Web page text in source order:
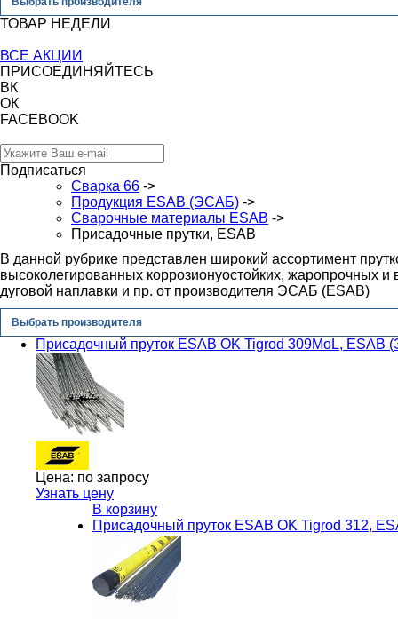
ТОВАР НЕДЕЛИ
ВСЕ АКЦИИ
ПРИСОЕДИНЯЙТЕСЬ
ВК
ОК
FACEBOOK
Подписаться
Сварка 66 ->
Продукция ESAB (ЭСАБ) ->
Сварочные материалы ESAB ->
Присадочные прутки, ESAB
В данной рубрике представлен широкий ассортимент
высоколегированных коррозионyостойких, жаропрочных и
дуговой наплавки и пр. от производителя ЭСАБ (ESAB)
Выбрать производителя
Присадочный пруток ESAB OK Tigrod 309MoL, ESAB
Цена: по запросу
Узнать цену
В корзину
Присадочный пруток ESAB OK Tigrod 312,